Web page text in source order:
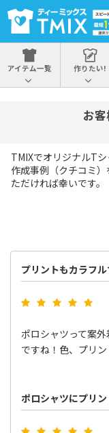
アイテム一覧 作りたい!
お
TMIXでオリジナルT
作成事例（クチコミ
ただければ幸いです。
プリントもカラフル
ポロシャツって案
ですね！色、プリ
ポロシャツにプリン